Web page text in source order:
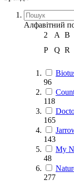
Алфавітний
2
A B
P
Q R
96
118
165
143
My
48
277